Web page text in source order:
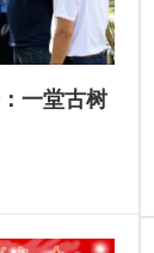
一堂古树